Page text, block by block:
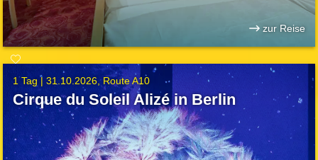
zur Reise
1 Tag |31.10.2026 Route A10
Cirque du Soleil Alizé in Berlin